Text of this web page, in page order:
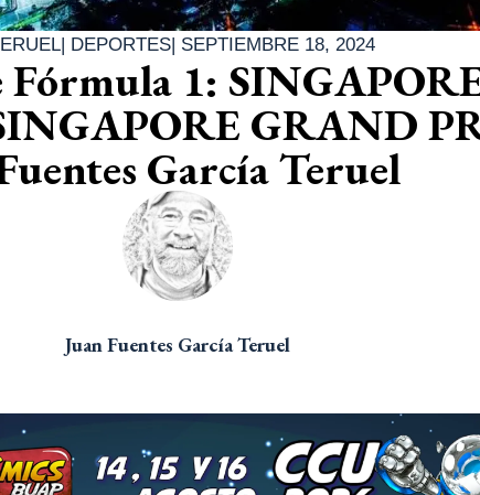
| DEPORTES| SEPTIEMBRE 18, 2024
Fórmula 1:
GRAND
García Teruel
Juan Fuentes García Teruel